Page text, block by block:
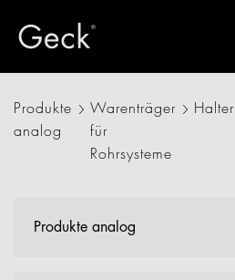
Produkte
analog
Warenträger
für
Rohrsysteme
Halter
Produkte analog